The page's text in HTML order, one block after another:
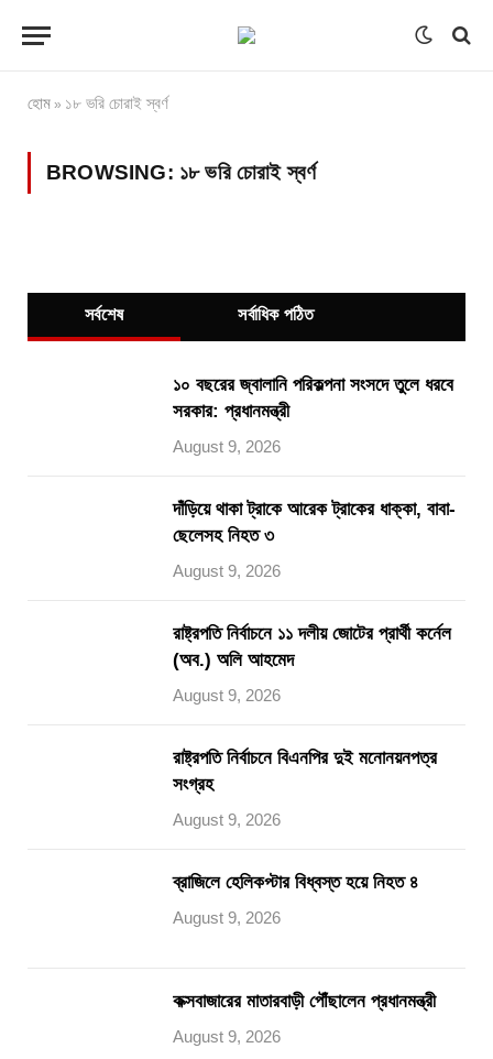
হোম » ১৮ ভরি চোরাই স্বর্ণ
BROWSING: ১৮ ভরি চোরাই স্বর্ণ
সর্বশেষ সর্বাধিক পঠিত
১০ বছরের জ্বালানি পরিকল্পনা সংসদে তুলে ধরবে
সরকার: প্রধানমন্ত্রী
August 9, 2026
দাঁড়িয়ে থাকা ট্রাকে আরেক ট্রাকের ধাক্কা, বাবা-
ছেলেসহ নিহত ৩
August 9, 2026
রাষ্ট্রপতি নির্বাচনে ১১ দলীয় জোটের প্রার্থী কর্নেল
(অব.) অলি আহমেদ
August 9, 2026
রাষ্ট্রপতি নির্বাচনে বিএনপির দুই মনোনয়নপত্র
সংগ্রহ
August 9, 2026
ব্রাজিলে হেলিকপ্টার বিধ্বস্ত হয়ে নিহত ৪
August 9, 2026
কক্সবাজারের মাতারবাড়ী পৌঁছালেন প্রধানমন্ত্রী
August 9, 2026